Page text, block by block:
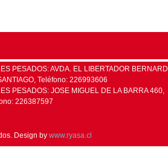
PESADOS: AVDA. EL LIBERTADOR
Teléfono: 226993606
PESADOS: JOSE MIGUEL DE LA BARRA 460,
226387597
Design by www.ryasa.cl